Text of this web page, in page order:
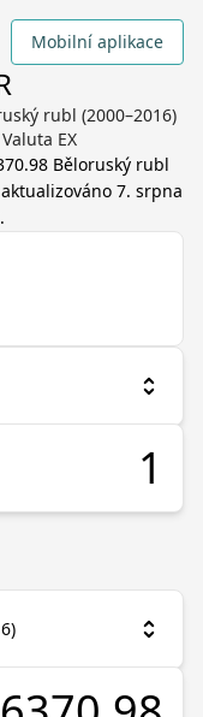
Mobilní aplikace
rubl (2000–2016)
EX
Běloruský rubl
7. srpna
.